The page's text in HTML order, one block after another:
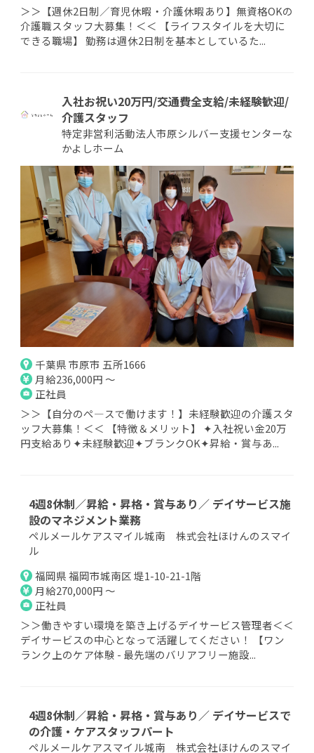
＞＞【週休2日制／育児休暇・介護休暇あり】無資格OKの
介護職スタッフ大募集！＜＜ 【ライフスタイルを大切に
できる職場】 勤務は週休2日制を基本としているた...
入社お祝い20万円/交通費全支給/未経験歓迎/
介護スタッフ
特定非営利活動法人市原シルバー支援センターな
かよしホーム
千葉県 市原市 五所1666
月給236,000円 ～
正社員
＞＞【自分のぺ―スで働けます！】未経験歓迎の介護スタ
ッフ大募集！＜＜ 【特徴＆メリット】 ✦入社祝い金20万
円支給あり✦未経験歓迎✦ブランクOK✦昇給・賞与あ...
4週8休制／昇給・昇格・賞与あり／ デイサービス施
設のマネジメント業務
ペルメールケアスマイル城南 株式会社ほけんのスマイ
ル
福岡県 福岡市城南区 堤1-10-21-1階
月給270,000円 ～
正社員
＞＞働きやすい環境を築き上げるデイサービス管理者＜＜
デイサービスの中心となって活躍してください！ 【ワン
ランク上のケア体験 - 最先端のバリアフリー施設...
4週8休制／昇給・昇格・賞与あり／ デイサービスで
の介護・ケアスタッフパート
ペルメールケアスマイル城南 株式会社ほけんのスマイ